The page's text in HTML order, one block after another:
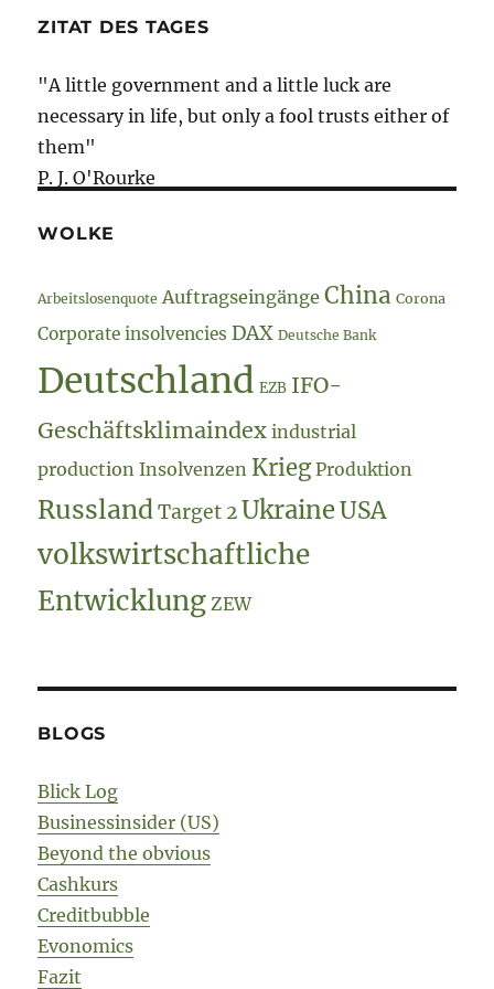
ZITAT DES TAGES
"A little government and a little luck are
necessary in life, but only a fool trusts either of
them"
P. J. O'Rourke
WOLKE
Arbeitslosenquote Auftragseingänge China Corona
Corporate insolvencies DAX Deutsche Bank
Deutschland EZB IFO-
Geschäftsklimaindex industrial
production Insolvenzen Krieg Produktion
Russland Target 2 Ukraine USA
volkswirtschaftliche
Entwicklung ZEW
BLOGS
Blick Log
Businessinsider (US)
Beyond the obvious
Cashkurs
Creditbubble
Evonomics
Fazit